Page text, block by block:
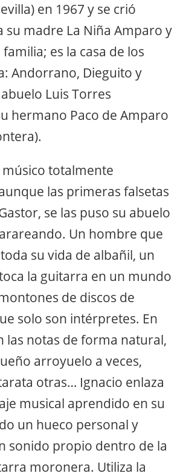
en 1967 y se crió
su madre La Niña Amparo y
es la casa de los
Andorrano, Dieguito y
Luis Torres
hermano Paco de Amparo
músico totalmente
las primeras falsetas
se las puso su abuelo
Un hombre que
su vida de albañil, un
la guitarra en un mundo
de discos de
solo son intérpretes. En
las notas de forma natural,
arroyuelo a veces,
otras… Ignacio enlaza
musical aprendido en su
un hueco personal y
sonido propio dentro de la
moronera. Utiliza la